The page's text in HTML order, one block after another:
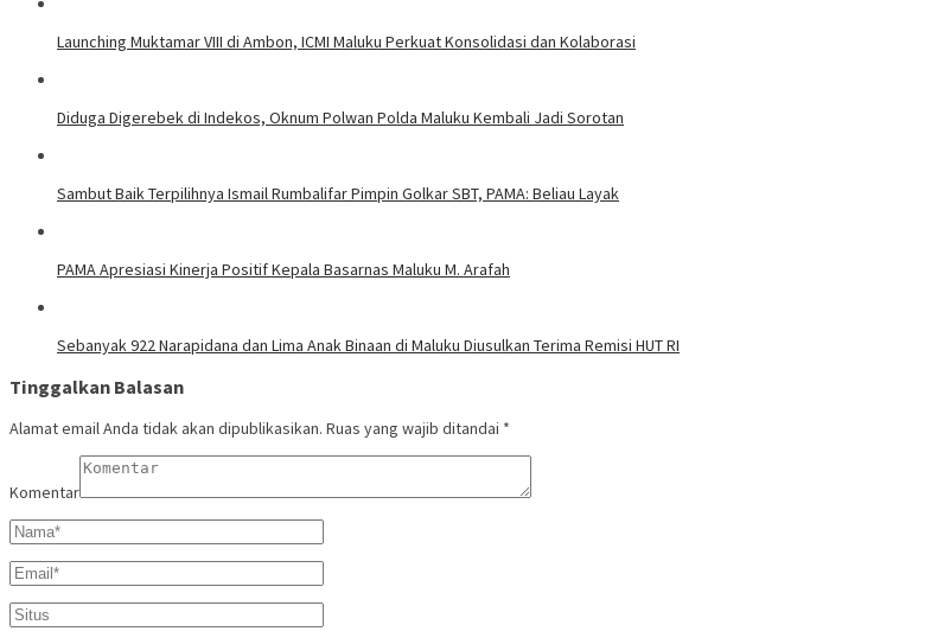
Launching Muktamar VIII di Ambon, ICMI Maluku Perkuat Konsolidasi dan Kolaborasi
Diduga Digerebek di Indekos, Oknum Polwan Polda Maluku Kembali Jadi Sorotan
Sambut Baik Terpilihnya Ismail Rumbalifar Pimpin Golkar SBT, PAMA: Beliau Layak
PAMA Apresiasi Kinerja Positif Kepala Basarnas Maluku M. Arafah
Sebanyak 922 Narapidana dan Lima Anak Binaan di Maluku Diusulkan Terima Remisi HUT RI
Tinggalkan Balasan
Alamat email Anda tidak akan dipublikasikan. Ruas yang wajib ditandai *
Komentar